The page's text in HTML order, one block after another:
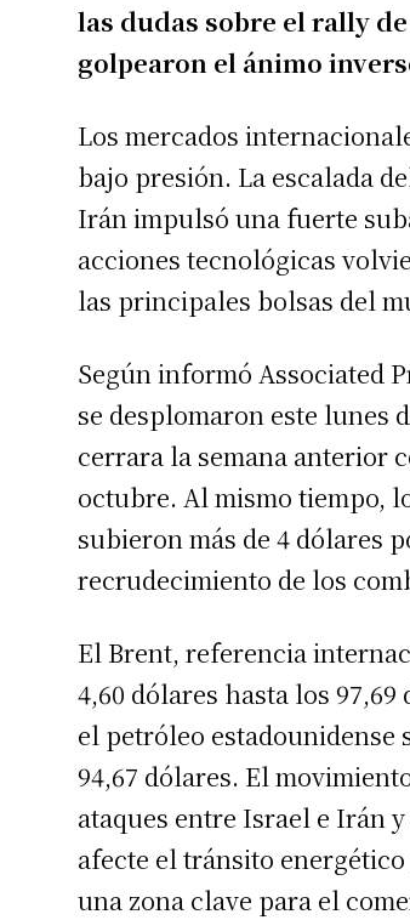
las dudas sobre el rally
golpearon el ánimo
Los mercados
bajo presión. La escalada
Irán impulsó una fuerte
acciones tecnológicas
las principales bolsas del
Según informó Associated
se desplomaron este lunes
cerrara la semana anterior
octubre. Al mismo tiempo,
subieron más de 4 dólares
recrudecimiento de los
El Brent, referencia
4,60 dólares hasta los
el petróleo estadounidense
94,67 dólares. El
ataques entre Israel e Irán
afecte el tránsito
una zona clave para el